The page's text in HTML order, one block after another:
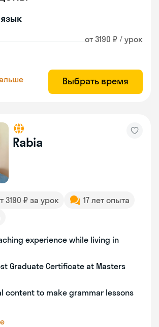
от 3190 ₽ / урок
Выбрать время
Rabia
3190 ₽ за урок
17 лет опыта
experience while living in
Graduate Certificate at Masters
content to make grammar lessons